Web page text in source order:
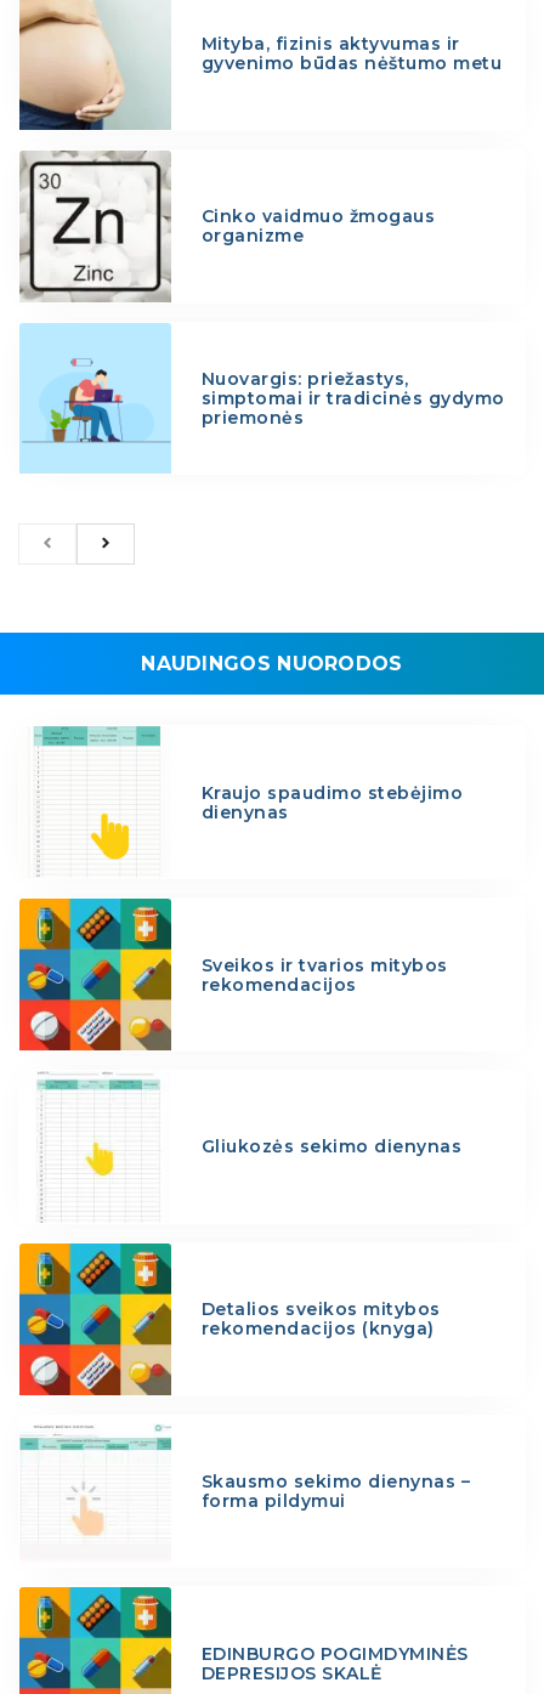
Mityba, fizinis aktyvumas ir
gyvenimo būdas nėštumo metu
Cinko vaidmuo žmogaus
organizme
Nuovargis: priežastys,
simptomai ir tradicinės gydymo
priemonės
NAUDINGOS NUORODOS
Kraujo spaudimo stebėjimo
dienynas
Sveikos ir tvarios mitybos
rekomendacijos
Gliukozės sekimo dienynas
Detalios sveikos mitybos
rekomendacijos (knyga)
Skausmo sekimo dienynas –
forma pildymui
EDINBURGO POGIMDYMINĖS
DEPRESIJOS SKALĖ